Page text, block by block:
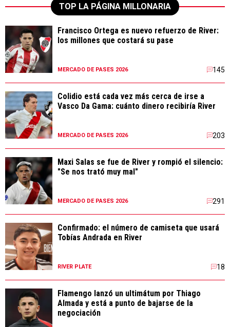
TOP LA PÁGINA MILLONARIA
Francisco Ortega es nuevo refuerzo de River:
los millones que costará su pase
MERCADO DE PASES 2026 145
Colidio está cada vez más cerca de irse a
Vasco Da Gama: cuánto dinero recibiría River
MERCADO DE PASES 2026 203
Maxi Salas se fue de River y rompió el silencio:
"Se nos trató muy mal"
MERCADO DE PASES 2026 291
Confirmado: el número de camiseta que usará
Tobías Andrada en River
RIVER PLATE 18
Flamengo lanzó un ultimátum por Thiago
Almada y está a punto de bajarse de la
negociación